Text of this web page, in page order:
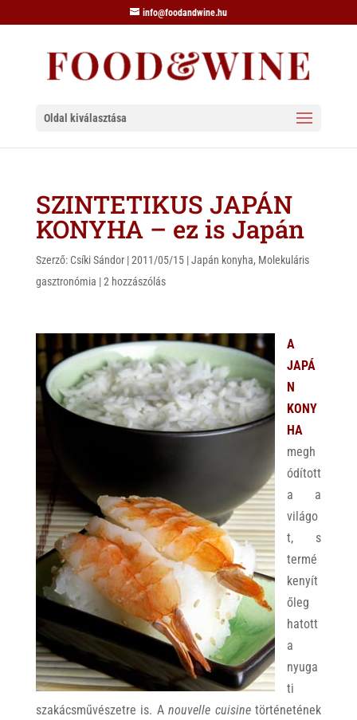
info@foodandwine.hu
Oldal kiválasztása
SZINTETIKUS JAPÁN
KONYHA – ez is Japán
Szerző: Csíki Sándor|2011/05/15|Japán konyha, Molekuláris
gasztronómia |2 hozzászólás
A
JAPÁ
N
KONY
HA
megh
ódított
a a
világo
t, s
termé
kenyít
őleg
hatott
a
nyuga
ti
szakácsművészetre is. Anouvelle cuisinetörténetének